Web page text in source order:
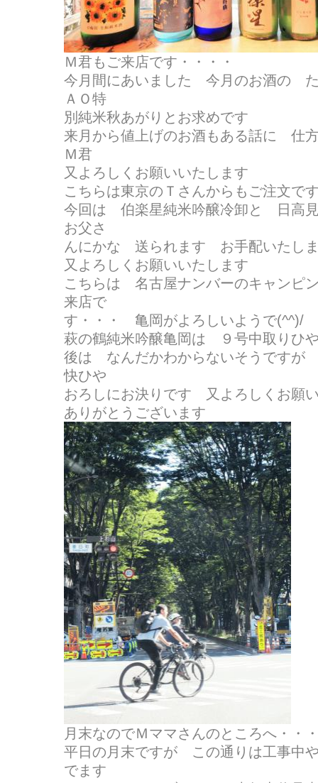
Ｍ君もご来店です・・・・
今月間にあいました 今月のお酒の
ＡＯ特
別純米秋あがりとお求めです
来月から値上げのお酒もある話に 仕
Ｍ君
又よろしくお願いいたします
こちらは東京のＴさんからもご注文で
今回は 伯楽星純米吟醸冷卸と 日高
お父さ
んにかな 送られます お手配いたし
又よろしくお願いいたします
こちらは 名古屋ナンバーのキャンピ
来店で
す・・・ 亀岡がよろしいようで(^^)/
萩の鶴純米吟醸亀岡は ９号中取りひ
後は なんだかわからないそうですが
快ひや
おろしにお決りです 又よろしくお願
ありがとうございます
月末なのでＭママさんのところへ・・
平日の月末ですが この通りは工事中
でます